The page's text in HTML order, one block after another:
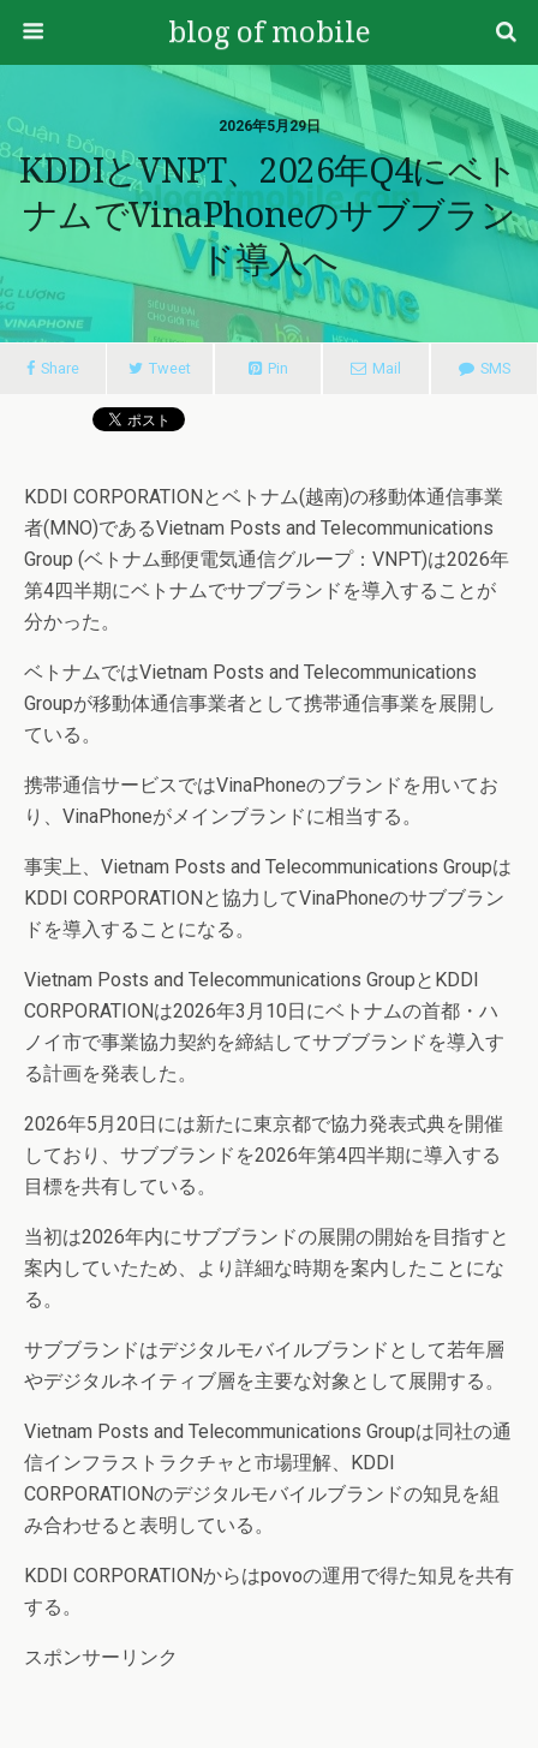
blog of mobile
2026年5月29日
KDDIとVNPT、2026年Q4にベト
ナムでVinaPhoneのサブブラン
ド導入へ
Share Tweet Pin Mail SMS
KDDI CORPORATIONとベトナム(越南)の移動体通信事業
者(MNO)であるVietnam Posts and Telecommunications
Group (ベトナム郵便電気通信グループ：VNPT)は2026年
第4四半期にベトナムでサブブランドを導入することが
分かった。
ベトナムではVietnam Posts and Telecommunications
Groupが移動体通信事業者として携帯通信事業を展開し
ている。
携帯通信サービスではVinaPhoneのブランドを用いてお
り、VinaPhoneがメインブランドに相当する。
事実上、Vietnam Posts and Telecommunications Groupは
KDDI CORPORATIONと協力してVinaPhoneのサブブラン
ドを導入することになる。
Vietnam Posts and Telecommunications GroupとKDDI
CORPORATIONは2026年3月10日にベトナムの首都・ハ
ノイ市で事業協力契約を締結してサブブランドを導入す
る計画を発表した。
2026年5月20日には新たに東京都で協力発表式典を開催
しており、サブブランドを2026年第4四半期に導入する
目標を共有している。
当初は2026年内にサブブランドの展開の開始を目指すと
案内していたため、より詳細な時期を案内したことにな
る。
サブブランドはデジタルモバイルブランドとして若年層
やデジタルネイティブ層を主要な対象として展開する。
Vietnam Posts and Telecommunications Groupは同社の通
信インフラストラクチャと市場理解、KDDI
CORPORATIONのデジタルモバイルブランドの知見を組
み合わせると表明している。
KDDI CORPORATIONからはpovoの運用で得た知見を共有
する。
スポンサーリンク